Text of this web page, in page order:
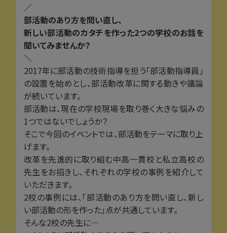
／
部活動のあり方を問い直し、
新しい部活動のカタチを作った2つの学校のお話を
聞いてみませんか？
＼
2017年に部活動の技術指導を担う「部活動指導員」
の設置を始めとし、部活動改革に関する動きや議論
が続いています。
部活動は、現在の学校現場を取り巻く大きな悩みの
1つではないでしょうか？
そこで今回のイベントでは、部活動をテーマに取り上
げます。
改革を先進的に取り組む中高一貫校と私立高校の
先生をお招きし、それぞれの学校の事例を紹介して
いただきます。
2校の事例には、「部活動のあり方を問い直し、新し
い部活動の形を作った」点が共通しています。
そんな2校の先生に…